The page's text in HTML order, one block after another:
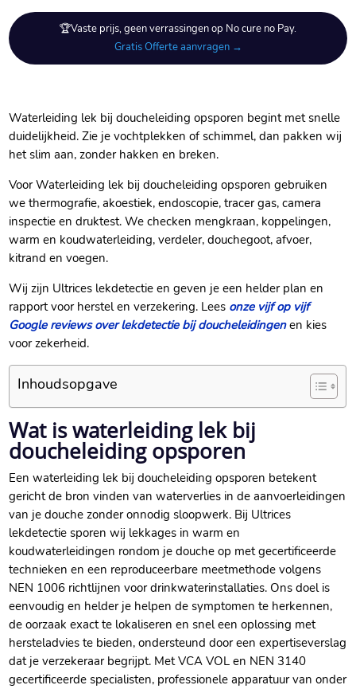
🏆Vaste prijs, geen verrassingen op No cure no Pay.
Gratis Offerte aanvragen →
Waterleiding lek bij doucheleiding opsporen begint met snelle
duidelijkheid.​ Zie je vochtplekken of schimmel, dan pakken wij
het slim aan, zonder hakken en breken.​
Voor Waterleiding lek bij doucheleiding opsporen gebruiken
we thermografie, akoestiek, endoscopie, tracer gas, camera
inspectie en druktest.​ We checken mengkraan, koppelingen,
warm en koudwaterleiding, verdeler, douchegoot, afvoer,
kitrand en voegen.​
Wij zijn Ultrices lekdetectie en geven je een helder plan en
rapport voor herstel en verzekering.​ Lees onze vijf op vijf
Google reviews over lekdetectie bij doucheleidingenen kies
voor zekerheid.​
Inhoudsopgave
Wat is waterleiding lek bij
doucheleiding opsporen
Een waterleiding lek bij doucheleiding opsporen betekent
gericht de bron vinden van waterverlies in de aanvoerleidingen
van je douche zonder onnodig sloopwerk.​ Bij Ultrices
lekdetectie sporen wij lekkages in warm en
koudwaterleidingen rondom je douche op met gecertificeerde
technieken en een reproduceerbare meetmethode volgens
NEN 1006 richtlijnen voor drinkwaterinstallaties.​ Ons doel is
eenvoudig en helder je helpen de symptomen te herkennen,
de oorzaak exact te lokaliseren en snel een oplossing met
hersteladvies te bieden, ondersteund door een expertiseverslag
dat je verzekeraar begrijpt.​ Met VCA VOL en NEN 3140
gecertificeerde specialisten, professionele apparatuur van onder